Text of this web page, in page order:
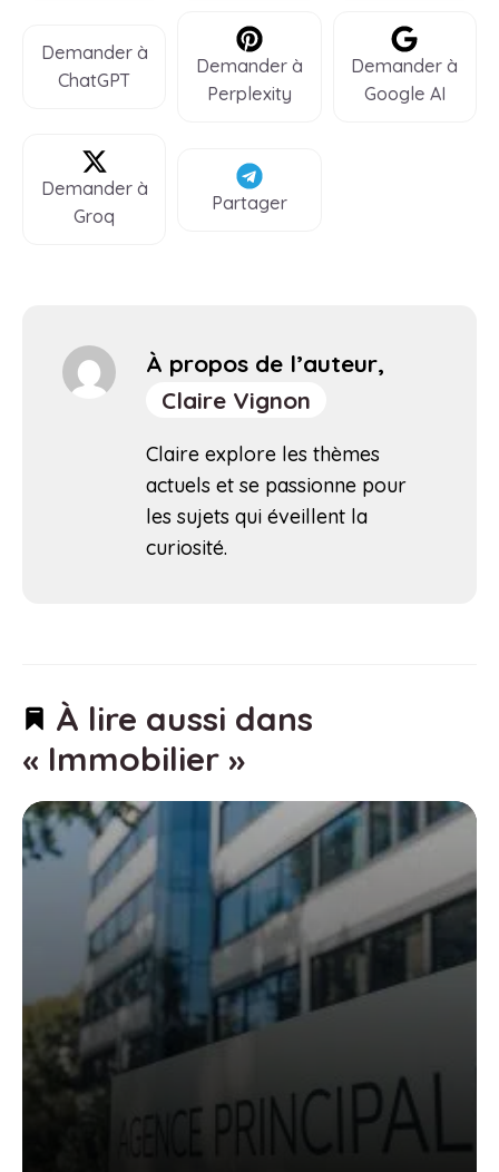
Demander à
ChatGPT
Demander à
Perplexity
Demander à
Google AI
Demander à
Groq
Partager
À propos de l’auteur,
Claire Vignon
Claire explore les thèmes
actuels et se passionne pour
les sujets qui éveillent la
curiosité.
À lire aussi dans
« Immobilier »